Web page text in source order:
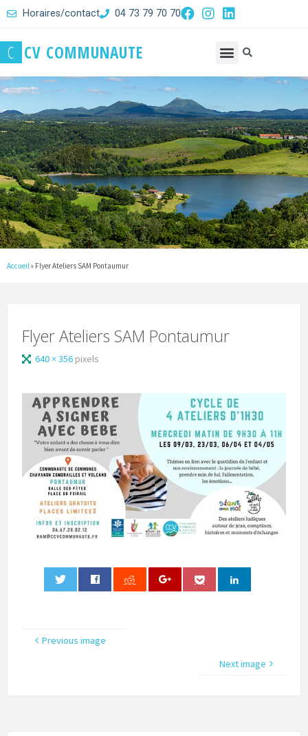
Horaires/contact 04 73 79 70 70
C CV COMMUNAUTE
Accueil » Flyer Ateliers SAM Pontaumur
Flyer Ateliers SAM Pontaumur
640 × 356 pixels
Previous image
Next image